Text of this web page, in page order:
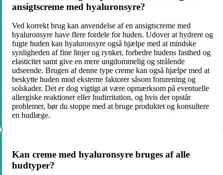
ansigtscreme med hyaluronsyre?
Ved korrekt brug kan anvendelse af en ansigtscreme med
hyaluronsyre have flere fordele for huden. Udover at hydrere og
fugte huden kan hyaluronsyre også hjælpe med at mindske
synligheden af fine linjer og rynker, forbedre hudens fasthed og
elasticitet samt give en mere ungdommelig og strålende
udseende. Brugen af denne type creme kan også hjælpe med at
beskytte huden mod eksterne faktorer såsom forurening og
solskader. Det er dog vigtigt at være opmærksom på eventuelle
allergiske reaktioner eller hudirritation, og hvis der opstår
problemer, bør du stoppe med at bruge produktet og konsultere
en hudlæge.
Kan creme med hyaluronsyre bruges af alle
hudtyper?